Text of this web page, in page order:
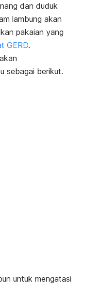
dan duduk
lambung akan
pakaian yang
GERD.
sebagai berikut.
untuk mengatasi